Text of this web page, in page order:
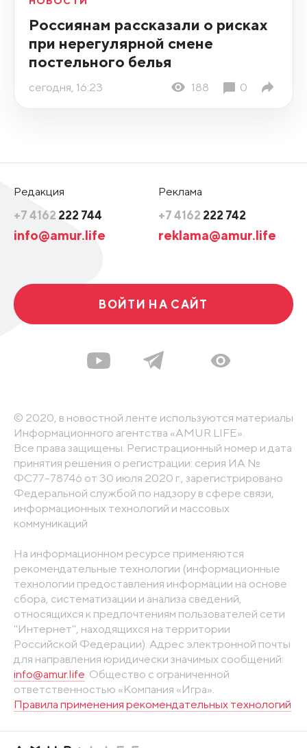
Россиянам рассказали о рисках
при нерегулярной смене
постельного белья
сегодня, 16:23 188 0
Редакция
+7 4162 222 744
info@amur.life
Реклама
+7 4162 222 742
reklama@amur.life
ВОЙТИ НА САЙТ
© 2020, в новостной ленте используются материалы
Информационного агентства «AMUR.LIFE».
Все права защищены. Регистрационный номер и дата
принятия решения о регистрации: серия ИА №
ФС77-78746 от 30 июля 2020 г., зарегистрировано
Федеральной службой по надзору в сфере связи,
информационных технологий и массовых
коммуникаций
На информационном ресурсе применяются
рекомендательные технологии (информационные
технологии предоставления информации на основе
сбора, систематизации и анализа сведений,
относящихся к предпочтениям пользователей сети
"Интернет", находящихся на территории
Российской Федерации). Адрес электронной почты
для направления юридически значимых сообщений:
info@amur.life . Общество с ограниченной
ответственностью «Компания «Игра».
Правила применения рекомендательных технологий